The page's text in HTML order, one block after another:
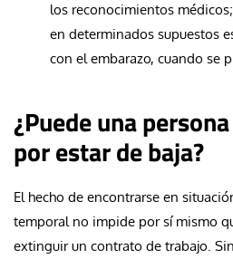
los reconocimientos médicos;
en determinados supuestos
con el embarazo, cuando se
¿Puede una
por estar de baja?
El hecho de encontrarse en
temporal no impide por sí mismo
extinguir un contrato de trabajo.